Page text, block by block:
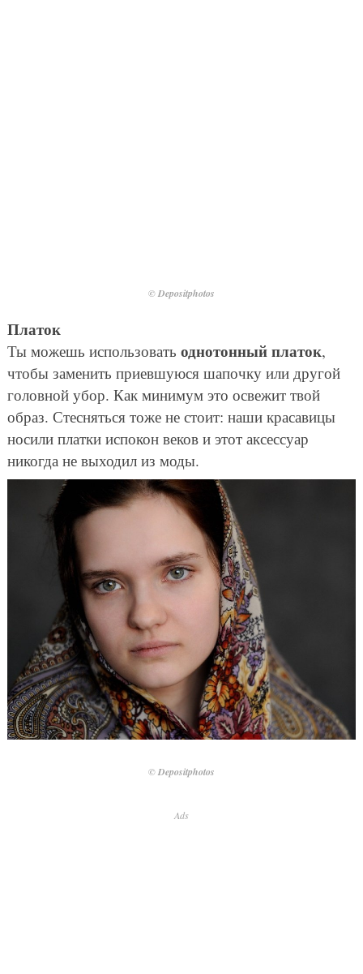
© Depositphotos
Платок
Ты можешь использовать однотонный платок,
чтобы заменить приевшуюся шапочку или другой
головной убор. Как минимум это освежит твой
образ. Стесняться тоже не стоит: наши красавицы
носили платки испокон веков и этот аксессуар
никогда не выходил из моды.
© Depositphotos
Ads